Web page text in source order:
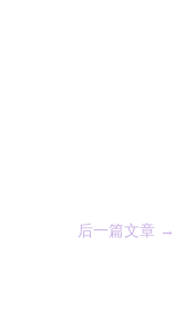
后一篇文章 →